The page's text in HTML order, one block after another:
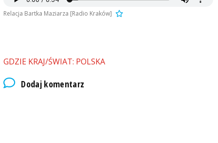
Relacja Bartka Maziarza [Radio Kraków]
GDZIE KRAJ/ŚWIAT: POLSKA
Dodaj komentarz